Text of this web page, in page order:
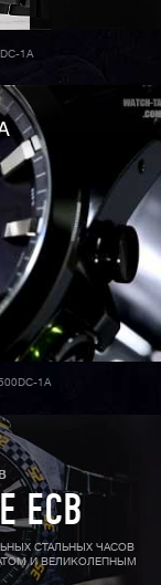
1A
1A
ECB
СТАЛЬНЫХ ЧАСОВ
И ВЕЛИКОЛЕПНЫМ